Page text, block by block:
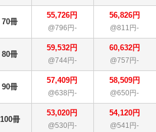
70冊
55,726円
@796円-
56,826円
@811円-
80冊
59,532円
@744円-
60,632円
@757円-
90冊
57,409円
@638円-
58,509円
@650円-
100冊
53,020円
@530円-
54,120円
@541円-